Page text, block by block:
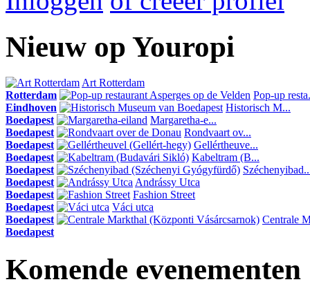
Nieuw op Youropi
Art Rotterdam
Rotterdam
Pop-up
Eindhoven
Historisch M...
Boedapest
Margaretha-e...
Boedapest
Rondvaart ov...
Boedapest
Gellértheuve...
Boedapest
Kabeltram (B...
Boedapest
Boedapest
Andrássy Utca
Boedapest
Fashion Street
Boedapest
Váci utca
Boedapest
Centrale
Boedapest
Komende evenementen